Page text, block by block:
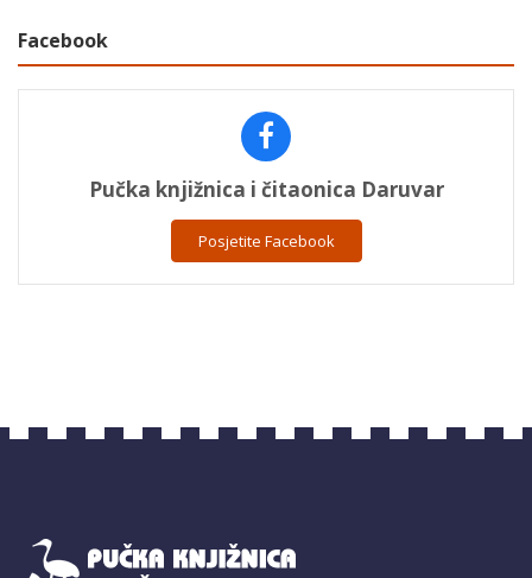
Facebook
Pučka knjižnica i čitaonica Daruvar
Posjetite Facebook